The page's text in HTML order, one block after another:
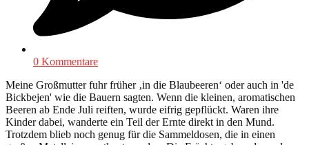
0 Kommentare
Meine Großmutter fuhr früher ‚in die Blaubeeren‘ oder auch in 'de
Bickbejen' wie die Bauern sagten. Wenn die kleinen, aromatischen
Beeren ab Ende Juli reiften, wurde eifrig gepflückt. Waren ihre
Kinder dabei, wanderte ein Teil der Ernte direkt in den Mund.
Trotzdem blieb noch genug für die Sammeldosen, die in einen